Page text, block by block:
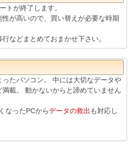
トが終了します。
が高いので、買い替えが必要な時期
などまとめておまかせ下さい。
たパソコン。 中には大切なデータや
載。 動かないからと諦めていません
なったPCからデータの救出 も対応し